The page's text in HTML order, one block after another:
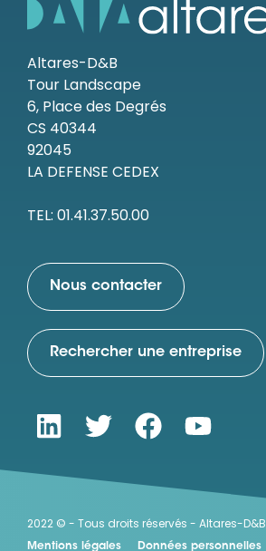
Altares-D&B
Tour Landscape
6, Place des Degrés
CS 40344
92045
LA DEFENSE CEDEX
TEL: 01.41.37.50.00
Nous contacter
Rechercher une entreprise
2022 © - Tous droits réservés - Altares-D&B
Mentions légales Données personnelles